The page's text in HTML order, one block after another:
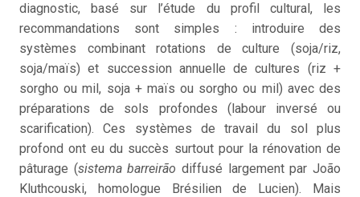
diagnostic, basé sur l’étude du profil cultural, les
recommandations sont simples : introduire des
systèmes combinant rotations de culture (soja/riz,
soja/maïs) et succession annuelle de cultures (riz +
sorgho ou mil, soja + maïs ou sorgho ou mil) avec des
préparations de sols profondes (labour inversé ou
scarification). Ces systèmes de travail du sol plus
profond ont eu du succès surtout pour la rénovation de
pâturage (sistema barreirão diffusé largement par João
Kluthcouski, homologue Brésilien de Lucien). Mais